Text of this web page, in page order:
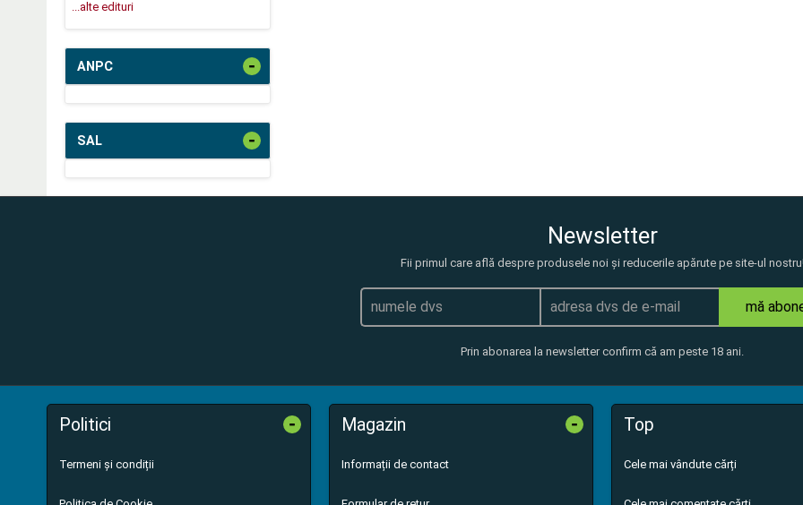
...alte edituri
ANPC -
SAL -
Newsletter
Fii primul care află despre produsele noi și reducerile apărute pe site-ul nostru!
mă
Prin abonarea la newsletter confirm că am peste 18 ani.
Politici -
Termeni și condiții
Magazin -
Informații de contact
Top
Cele mai vândute cărți